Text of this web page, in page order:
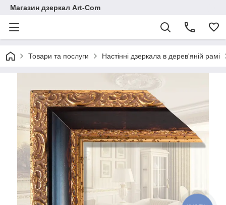
Магазин дзеркал Art-Com
Товари та послуги Настінні дзеркала в дерев'яній рамі